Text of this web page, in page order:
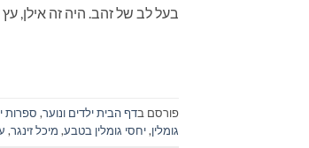
בעל לב של זהב. היה זה אילן, עץ
פורסם בדף הבית ילדים ונוער, ספרות
גומלין,יחסי גומלין בטבע, מיכל זינגר,